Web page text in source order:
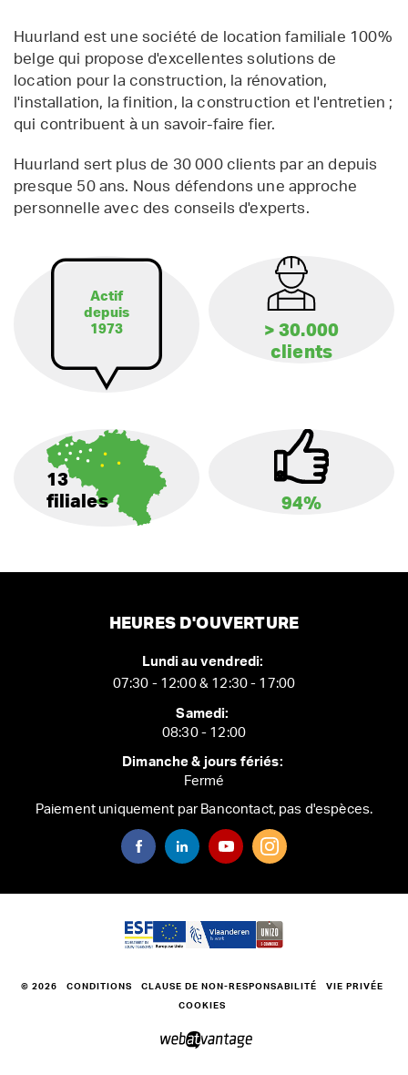
Huurland est une société de location familiale 100%
belge qui propose d'excellentes solutions de
location pour la construction, la rénovation,
l'installation, la finition, la construction et l'entretien ;
qui contribuent à un savoir-faire fier.
Huurland sert plus de 30 000 clients par an depuis
presque 50 ans. Nous défendons une approche
personnelle avec des conseils d'experts.
Actif
depuis
1973
> 30.000
clients
13
filiales
94%
HEURES D'OUVERTURE
Lundi au vendredi:
07:30 - 12:00 & 12:30 - 17:00
Samedi:
08:30 - 12:00
Dimanche & jours fériés:
Fermé
Paiement uniquement par Bancontact, pas d'espèces.
© 2026 CONDITIONS CLAUSE DE NON-RESPONSABILITÉ VIE PRIVÉE
COOKIES